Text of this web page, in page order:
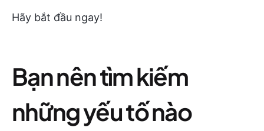
Hãy bắt đầu ngay!
Bạn nên tìm kiếm
những yếu tố nào